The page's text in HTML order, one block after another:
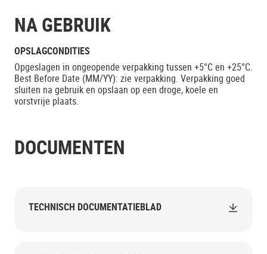
NA GEBRUIK
OPSLAGCONDITIES
Opgeslagen in ongeopende verpakking tussen +5°C en +25°C.
Best Before Date (MM/YY): zie verpakking. Verpakking goed
sluiten na gebruik en opslaan op een droge, koele en
vorstvrije plaats.
DOCUMENTEN
TECHNISCH DOCUMENTATIEBLAD